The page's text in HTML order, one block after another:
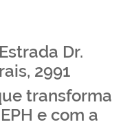
Dr.
2991
transforma
e com a